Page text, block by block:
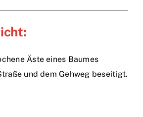
Äste eines Baumes
und dem Gehweg beseitigt.